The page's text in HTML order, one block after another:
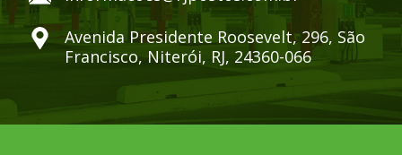
Avenida Presidente Roosevelt, 296, São
Francisco, Niterói, RJ, 24360-066